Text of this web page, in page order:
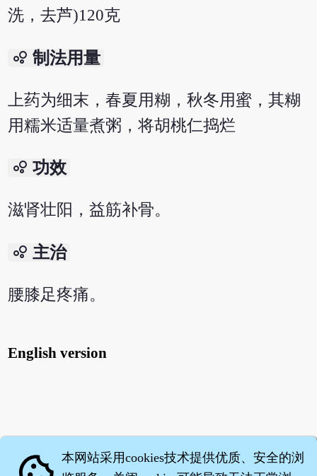
洗，去芦)120克
bubble_chart 制法用量
上药为细末，春夏用糊，秋冬用蜜，其糊
用糯米适量煮粥，将胡桃仁捣烂
bubble_chart 功效
滋肾壮阳，益筋补骨。
bubble_chart 主治
腰膝足疼痛。
English version
本网站采用cookies技术提供优质、安全的浏